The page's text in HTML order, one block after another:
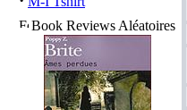
Book Reviews Aléatoires